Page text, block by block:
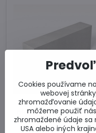
38%
YTONG Klasik 125
Priečková tvárnica šírky 125
mm. Cena za kus.
Skladom u dodávateľa
Cookies používame
webovej
zhromažďovanie
môžeme použiť
zhromaždené údaje sa
USA alebo iných